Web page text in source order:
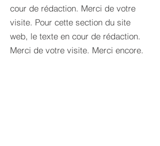
cour de rédaction. Merci de votre
visite. Pour cette section du site
web, le texte en cour de rédaction.
Merci de votre visite. Merci encore.